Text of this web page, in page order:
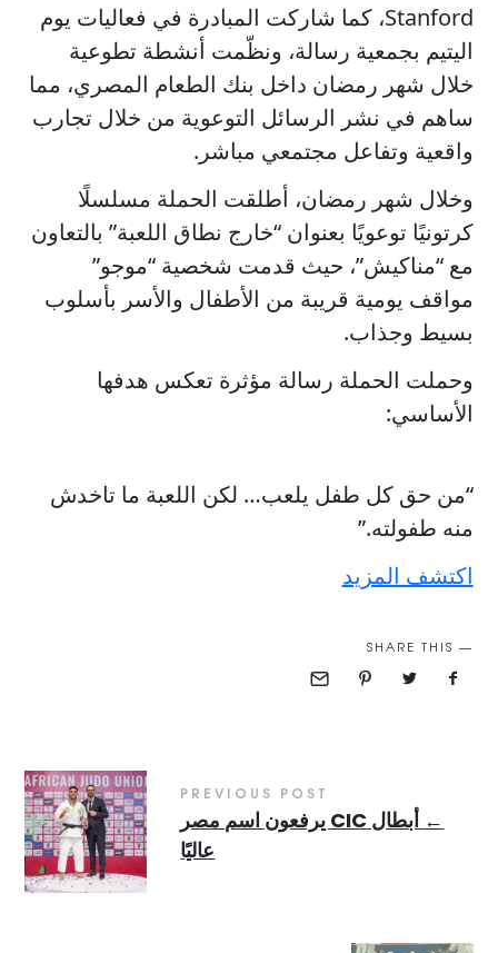
Stanford، كما شاركت المبادرة في فعاليات يوم
اليتيم بجمعية رسالة، ونظّمت أنشطة تطوعية
خلال شهر رمضان داخل بنك الطعام المصري، مما
ساهم في نشر الرسائل التوعوية من خلال تجارب
واقعية وتفاعل مجتمعي مباشر.
وخلال شهر رمضان، أطلقت الحملة مسلسلًا
كرتونيًا توعويًا بعنوان “خارج نطاق اللعبة” بالتعاون
مع “مناكيش”، حيث قدمت شخصية “موجو”
مواقف يومية قريبة من الأطفال والأسر بأسلوب
بسيط وجذاب.
وحملت الحملة رسالة مؤثرة تعكس هدفها
الأساسي:
“من حق كل طفل يلعب… لكن اللعبة ما تاخدش
منه طفولته.”
اكتشف المزيد
SHARE THIS
PREVIOUS POST
←
أبطال CIC يرفعون اسم مصر
عاليًا